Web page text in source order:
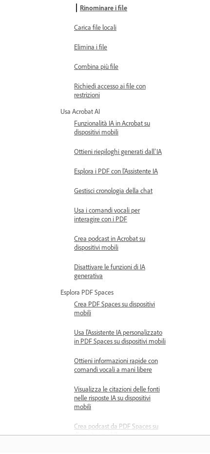
Rinominare i file
Carica file locali
Elimina i file
Combina più file
Richiedi accesso ai file con
restrizioni
Usa Acrobat AI
Funzionalità IA in Acrobat su
dispositivi mobili
Ottieni riepiloghi generati dall’IA
Esplora i PDF con l'Assistente IA
Gestisci cronologia della chat
Usa i comandi vocali per
interagire con i PDF
Crea podcast in Acrobat su
dispositivi mobili
Disattivare le funzioni di IA
generativa
Esplora PDF Spaces
Crea PDF Spaces su dispositivi
mobili
Usa l'Assistente IA personalizzato
in PDF Spaces su dispositivi mobili
Ottieni informazioni rapide con
comandi vocali a mani libere
Visualizza le citazioni delle fonti
nelle risposte IA su dispositivi
mobili
Crea podcast da PDF Spaces su
dispositivi mobili